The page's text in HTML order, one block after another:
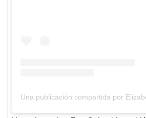
Una publicación compartida por